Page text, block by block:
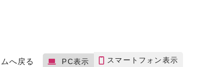
へ戻る PC表示 スマートフォン表示